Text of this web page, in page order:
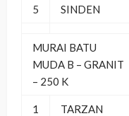
5 SINDEN
MURAI BATU
MUDA B – GRANIT
– 250 K
1 TARZAN